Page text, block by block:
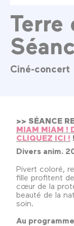
Ciné-concert
>> SÉANCE
MIAM MIAM !
CLIQUEZ ICI !
Divers anim.
Pivert coloré,
fille profitent
cœur de la
beauté de la
soin.
Au programme